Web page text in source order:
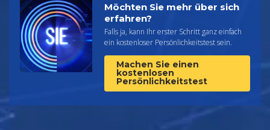
Möchten Sie mehr über sich
erfahren?
Falls ja, kann Ihr erster Schritt ganz einfach
ein kostenloser Persönlichkeitstest sein.
Machen Sie einen
kostenlosen
Persönlichkeitstest